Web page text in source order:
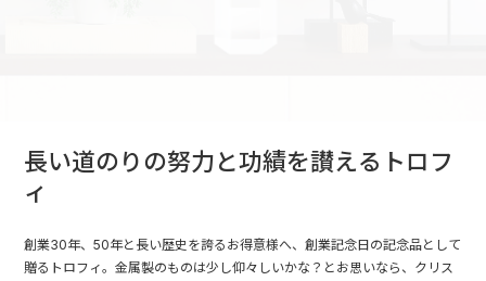
長い道のりの努力と功績を讃えるトロフ
ィ
創業30年、50年と長い歴史を誇るお得意様へ、創業記念日の記念品として
贈るトロフィ。金属製のものは少し仰々しいかな？とお思いなら、クリス